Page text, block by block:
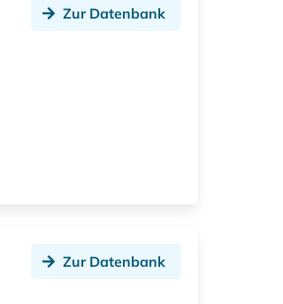
Zur Datenbank
Zur Datenbank